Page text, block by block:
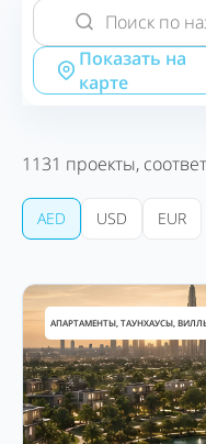
Показать на
карте
1131 проекты,
AED USD EUR
АПАРТАМЕНТЫ, ТАУНХАУСЫ,